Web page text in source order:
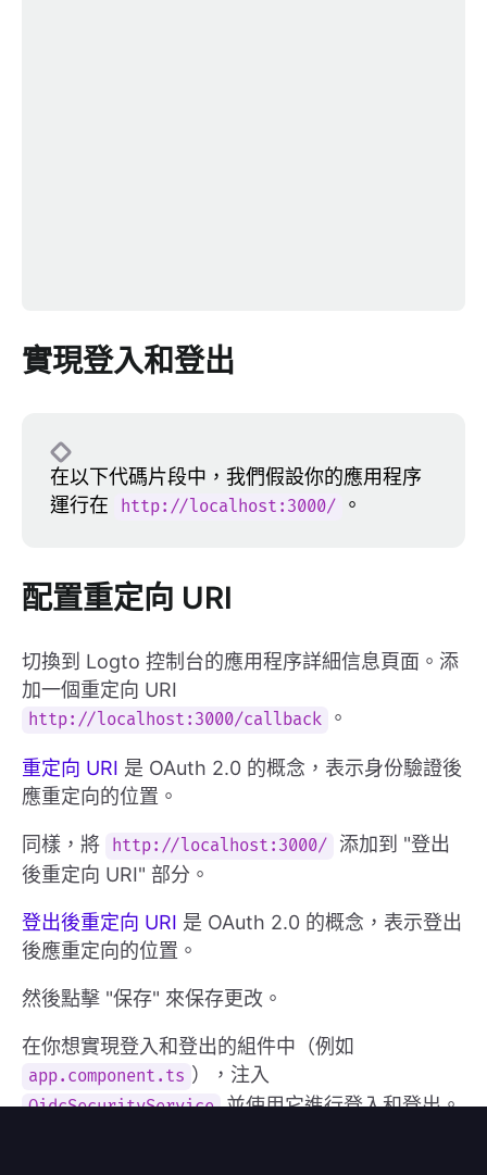
實現登入和登出
在以下代碼片段中，我們假設你的應用程序
運行在
http://localhost:3000/ 。
配置重定向 URI
切換到 Logto 控制台的應用程序詳細信息頁面。添
加一個重定向 URI
http://localhost:3000/callback 。
重定向 URI 是 OAuth 2.0 的概念，表示身份驗證後
應重定向的位置。
同樣，將 http://localhost:3000/ 添加到 "登出
後重定向 URI" 部分。
登出後重定向 URI 是 OAuth 2.0 的概念，表示登出
後應重定向的位置。
然後點擊 "保存" 來保存更改。
在你想實現登入和登出的組件中（例如
app.component.ts ），注入
OidcSecurityService 並使用它進行登入和登出。